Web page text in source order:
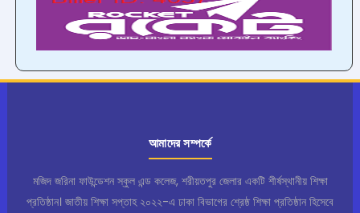
আমাদের সম্পর্কে
মজিদ জরিনা ফাউন্ডেশন স্কুল এন্ড কলেজ, শরীয়তপুর জেলার একটি শীর্ষস্থানীয় শিক্ষা
প্রতিষ্ঠান। জাতীয় শিক্ষা সপ্তাহ ২০২২-এ ঢাকা বিভাগের শ্রেষ্ঠ শিক্ষা প্রতিষ্ঠান হিসেবে